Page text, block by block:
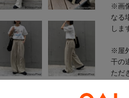
※画
なる
しま
※屋
干の
ただ
※独